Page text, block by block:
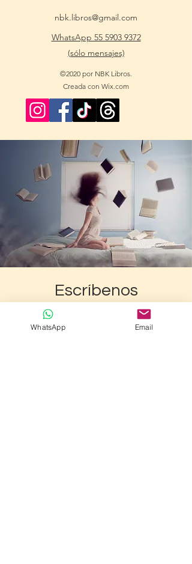
nbk.libros@gmail.com
WhatsApp 55 5903 9372
(sólo mensajes)
©2020 por NBK Libros.
Creada con Wix.com
Escríbenos
WhatsApp Email